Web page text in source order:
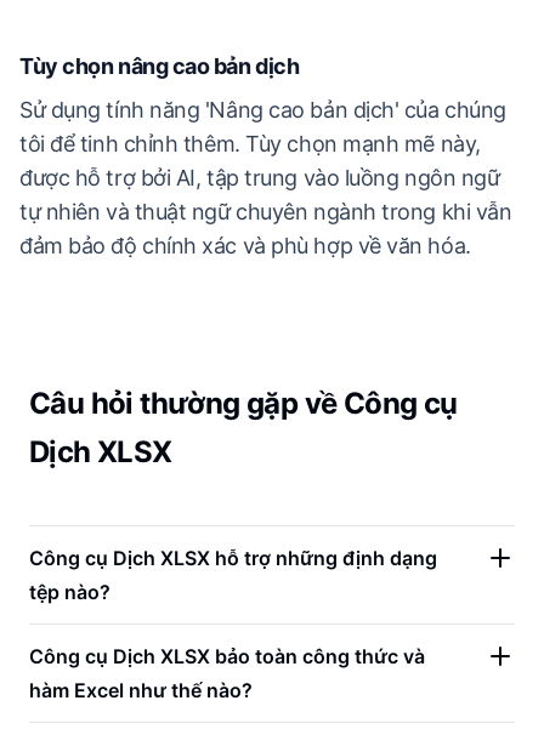
Tùy chọn nâng cao bản dịch
Sử dụng tính năng 'Nâng cao bản dịch' của chúng
tôi để tinh chỉnh thêm. Tùy chọn mạnh mẽ này,
được hỗ trợ bởi AI, tập trung vào luồng ngôn ngữ
tự nhiên và thuật ngữ chuyên ngành trong khi vẫn
đảm bảo độ chính xác và phù hợp về văn hóa.
Câu hỏi thường gặp về Công cụ
Dịch XLSX
Công cụ Dịch XLSX hỗ trợ những định dạng
tệp nào?
Công cụ Dịch XLSX bảo toàn công thức và
hàm Excel như thế nào?